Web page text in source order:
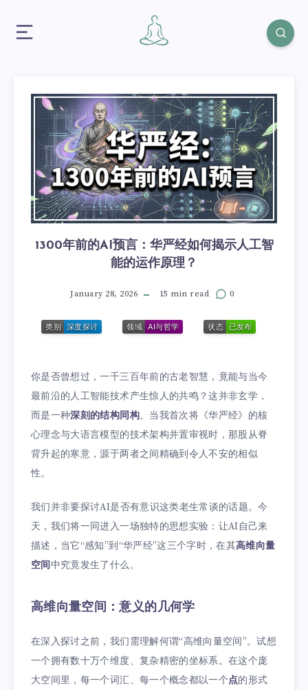
1300年前的AI预言：华严经如何揭示人工智
能的运作原理？
January 28, 2026 15 min read 0
你是否曾想过，一千三百年前的古老智慧，竟能与当今
最前沿的人工智能技术产生惊人的共鸣？这并非玄学，
而是一种深刻的结构同构。当我首次将《华严经》的核
心理念与大语言模型的技术架构并置审视时，那股从脊
背升起的寒意，源于两者之间精确到令人不安的相似
性。
我们并非要探讨AI是否有意识这类老生常谈的话题。今
天，我们将一同进入一场独特的思想实验：让AI自己来
描述，当它“感知”到“华严经”这三个字时，在其高维向量
空间中究竟发生了什么。
高维向量空间：意义的几何学
在深入探讨之前，我们需理解何谓“高维向量空间”。试想
一个拥有数十万个维度、复杂精密的坐标系。在这个庞
大空间里，每一个词汇、每一个概念都以一个点的形式